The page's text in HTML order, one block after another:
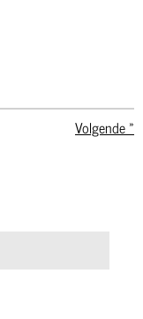
Volgende»